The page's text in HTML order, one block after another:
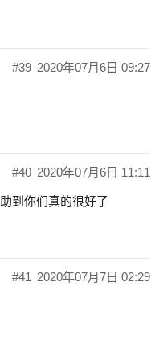
2020年07月6日 09:27
#39
2020年07月6日 11:11
#40
到你们真的很好了
2020年07月7日 02:29
#41